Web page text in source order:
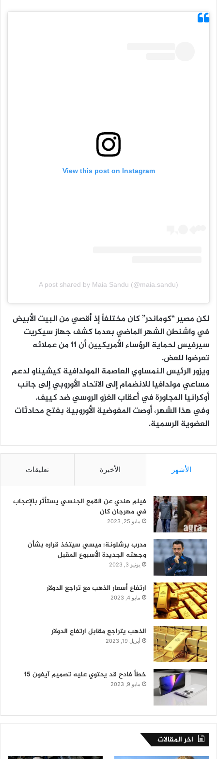
View this post on Instagram
A post shared by Maia Sandu (@maia.sandu)
لكن مصير “كوماندر” كان مختلفاً إذ أُقصي من البيت الأبيض
في واشنطن الشهر الماضي بعدما كشف جهاز سيكريت
سيرفيس لحماية الرؤساء الأمريكيين أن 11 من عملائه
تعرضوا للعض.
ويزور الرئيس النمساوي العاصمة المولدافية كيشيناو لدعم
مساعي مولدافيا للانضمام إلى الاتحاد الأوروبي إلى جانب
أوكرانيا المجاورة في أعقاب الغزو الروسي ضد كييف.
وفي هذا الشهر، أوصت المفوضية الأوروبية بفتح محادثات
العضوية الرسمية.
الأشهر الأخيرة تعليقات
فيلم هندي عن القمع الجنسي يستأثر بالإعجاب
في مهرجان كان
مايو 25, 2023
مدرب برشلونة: ميسي سيتخذ قراره بشأن
وجهته الجديدة الأسبوع المقبل
يونيو 3, 2023
ارتفاع أسعار الذهب مع تراجع الدولار
مايو 4, 2023
الذهب يتراجع مقابل ارتفاع الدولار
أبريل 19, 2023
خطأ فادح قد يحتوي عليه تصميم آيفون 15
مايو 9, 2023
اخر المقالات